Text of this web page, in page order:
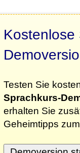
Kostenlose
Testen Sie
Sprachkurs-
erhalten Sie
Geheimtipps